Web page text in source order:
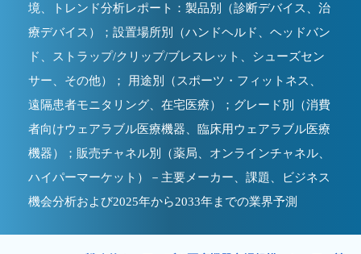
境、トレンド分析レポート：製品別（診断デバイス、治
療デバイス）；設置場所別（ハンドヘルド、ヘッドバン
ド、ストラップ/クリップ/ブレスレット、シューズセン
サー、その他）； 用途別（スポーツ・フィットネス、
遠隔患者モニタリング、在宅医療）；グレード別（消費
者向けウェアラブル医療機器、臨床用ウェアラブル医療
機器）；販売チャネル別（薬局、オンラインチャネル、
ハイパーマーケット）－主要メーカー、課題、ビジネス
機会分析および2025年から2033年までの業界予測